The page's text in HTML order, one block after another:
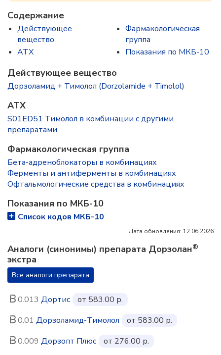
Содержание
Действующее
вещество
ATX
Фармакологическая
группа
Показания по МКБ-10
Действующее вещество
Дорзоламид + Тимолол (Dorzolamide + Timolol)
ATX
S01ED51 Тимолол в комбинации с другими
препаратами
Фармакологическая группа
Бета-адреноблокаторы в комбинациях
Ферменты и антиферменты в комбинациях
Офтальмологические средства в комбинациях
Показания по МКБ-10
Список кодов МКБ-10
Дата обновления: 12.06.2026
Аналоги (синонимы) препарата Дорзолан®
экстра
Все аналоги препарата
0.013 Дортис
от 583.00 р.
0.01 Дорзоламид-Тимолол
от 583.00 р.
0.009 Дорзопт Плюс
от 276.00 р.